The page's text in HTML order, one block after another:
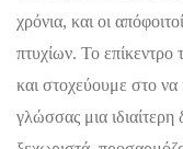
χρόνια, και οι
πτυχίων. Το επίκεντρο
και στοχεύουμε στο
γλώσσας μια